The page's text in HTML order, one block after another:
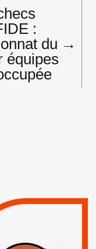
:
du
équipes
→
RESPECT DU DROIT